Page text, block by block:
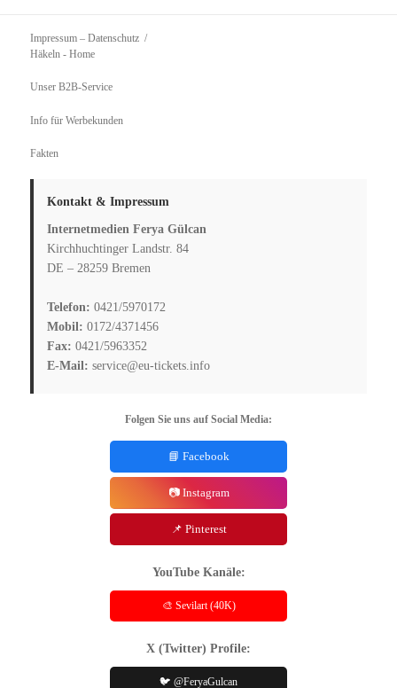
Impressum – Datenschutz
Häkeln - Home
Unser B2B-Service
Info für Werbekunden
Fakten
Kontakt & Impressum
Internetmedien Ferya Gülcan
Kirchhuchtinger Landstr. 84
DE – 28259 Bremen
Telefon: 0421/5970172
Mobil: 0172/4371456
Fax: 0421/5963352
E-Mail: service@eu-tickets.info
Folgen Sie uns auf Social Media:
📘 Facebook
📷 Instagram
📌 Pinterest
YouTube Kanäle:
🎨 Sevilart (40K)
X (Twitter) Profile:
🐦 @FeryaGulcan